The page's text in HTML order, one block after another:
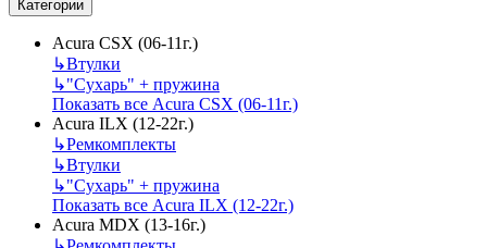
Категории
Acura CSX (06-11г.)
↳Втулки
↳"Сухарь" + пружина
Показать все Acura CSX (06-11г.)
Acura ILX (12-22г.)
↳Ремкомплекты
↳Втулки
↳"Сухарь" + пружина
Показать все Acura ILX (12-22г.)
Acura MDX (13-16г.)